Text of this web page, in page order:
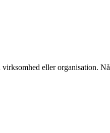
eller organisation.